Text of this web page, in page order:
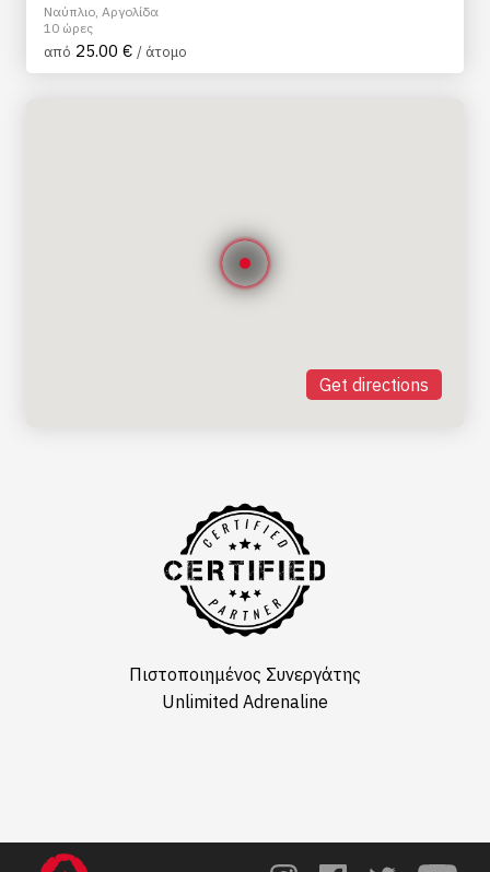
Ναύπλιο, Αργολίδα
10 ώρες
από 25.00 € / άτομο
Get directions
Πιστοποιημένος Συνεργάτης
Unlimited Adrenaline